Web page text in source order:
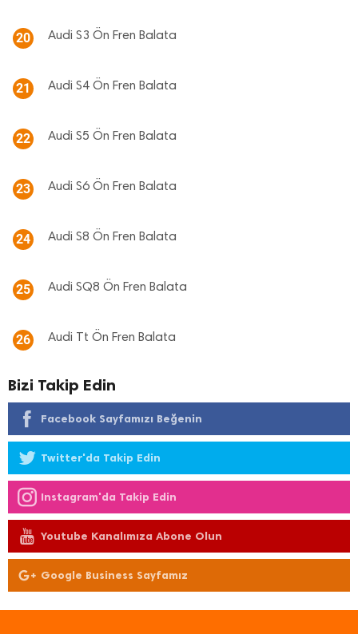
20 Audi S3 Ön Fren Balata
21 Audi S4 Ön Fren Balata
22 Audi S5 Ön Fren Balata
23 Audi S6 Ön Fren Balata
24 Audi S8 Ön Fren Balata
25 Audi SQ8 Ön Fren Balata
26 Audi Tt Ön Fren Balata
Bizi Takip Edin
Facebook Sayfamızı Beğenin
Twitter'da Takip Edin
Instagram'da Takip Edin
Youtube Kanalımıza Abone Olun
Google Business Sayfamız